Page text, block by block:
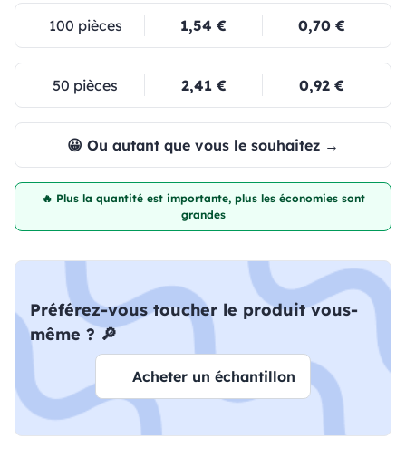
100 pièces 1,54 € 0,70 €
50 pièces 2,41 € 0,92 €
😀 Ou autant que vous le souhaitez →
🔥 Plus la quantité est importante, plus les économies sont
grandes
Préférez-vous toucher le produit vous-
même ? 🔎
Acheter un échantillon